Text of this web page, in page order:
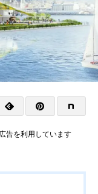
告を利用しています